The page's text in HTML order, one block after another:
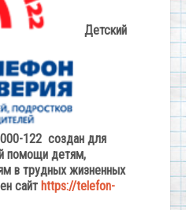
Детский
122 создан для
помощи детям,
в трудных жизненных
сайт https://telefon-